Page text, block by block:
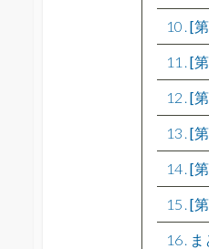
10 [
11 [
12 [
13 [
14 [
15 [
16 ま